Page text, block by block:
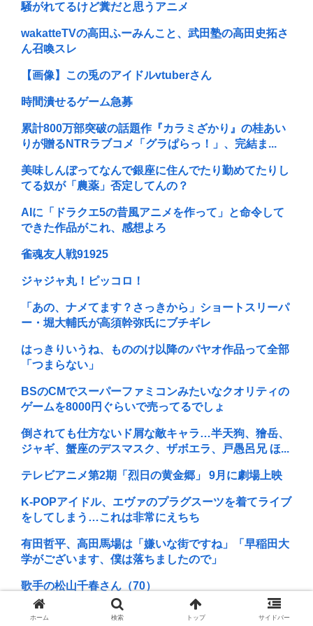
騒がれてるけど糞だと思うアニメ
wakatteTVの高田ふーみんこと、武田塾の高田史拓さ
ん召喚スレ
【画像】この兎のアイドルvtuberさん
時間潰せるゲーム急募
累計800万部突破の話題作『カラミざかり』の桂あい
りが贈るNTRラブコメ「グラぱらっ！」、完結ま...
美味しんぼってなんで銀座に住んでたり勤めてたりし
てる奴が「農薬」否定してんの？
AIに「ドラクエ5の昔風アニメを作って」と命令して
できた作品がこれ、感想よろ
雀魂友人戦91925
ジャジャ丸！ピッコロ！
「あの、ナメてます？さっきから」ショートスリーパ
ー・堀大輔氏が高須幹弥氏にブチギレ
はっきりいうね、もののけ以降のパヤオ作品って全部
「つまらない」
BSのCMでスーパーファミコンみたいなクオリティの
ゲームを8000円ぐらいで売ってるでしょ
倒されても仕方ないド屑な敵キャラ…半天狗、獪岳、
ジャギ、蟹座のデスマスク、ザボエラ、戸愚呂兄 ほ...
テレビアニメ第2期「烈日の黄金郷」 9月に劇場上映
K-POPアイドル、エヴァのプラグスーツを着てライブ
をしてしまう…これは非常にえちち
有田哲平、高田馬場は「嫌いな街ですね」「早稲田大
学がございます、僕は落ちましたので」
歌手の松山千春さん（70）
坂本真綾の特別感は異常
ホーム 検索 トップ サイドバー